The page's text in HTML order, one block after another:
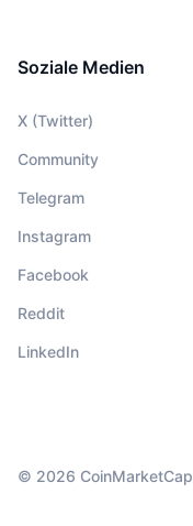
Soziale Medien
X (Twitter)
Community
Telegram
Instagram
Facebook
Reddit
LinkedIn
© 2026